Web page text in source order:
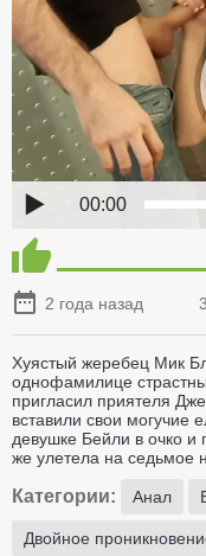
00:00
2 года назад
Хуястый жеребец Мик
однофамилице
пригласил приятеля
вставили свои могучие
девушке Бейли в очко и
же улетела на седьмое
Категории: Анал
Двойное